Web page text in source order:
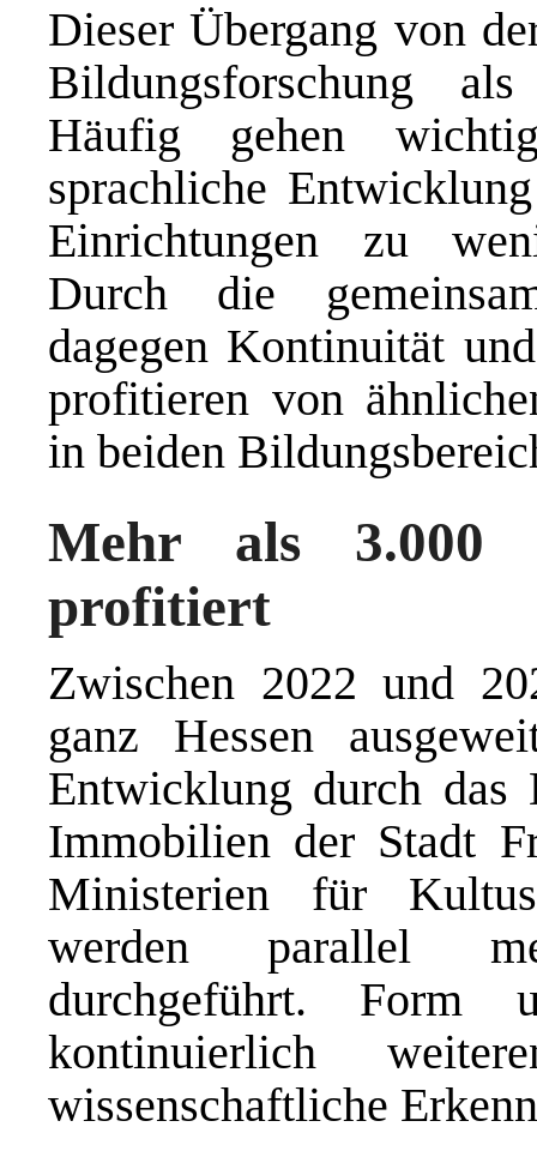
Dieser Übergang von
Bildungsforschung
Häufig gehen
sprachliche
Einrichtungen zu
Durch die
dagegen Kontinuität
profitieren von
in beiden
Mehr als 3.000
profitiert
Zwischen 2022 und
ganz Hessen
Entwicklung durch das
Immobilien der Stadt
Ministerien für
werden parallel
durchgeführt. Form
kontinuierlich
wissenschaftliche